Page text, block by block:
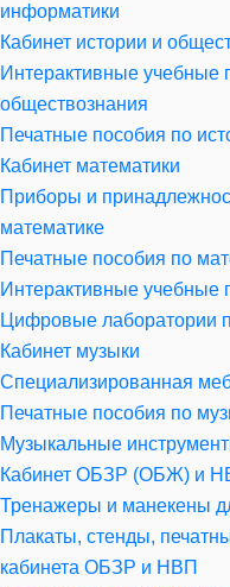
информатики
Кабинет истории и
Интерактивные учебные
обществознания
Печатные пособия по
Кабинет математики
Приборы и
математике
Печатные пособия по
Интерактивные учебные
Цифровые лаборатории
Кабинет музыки
Специализированная
Печатные пособия по
Музыкальные
Кабинет ОБЗР (ОБЖ) и
Тренажеры и манекены
Плакаты, стенды,
кабинета ОБЗР и НВП